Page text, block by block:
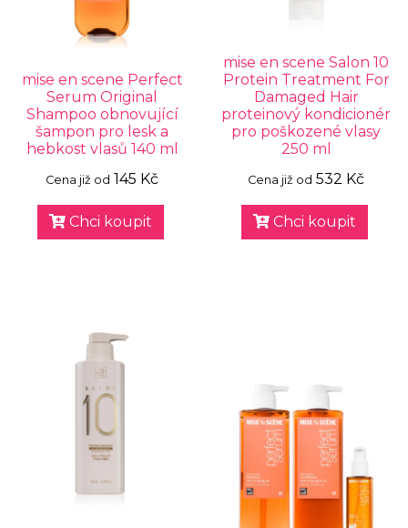
mise en scene Perfect
Serum Original
Shampoo obnovující
šampon pro lesk a
hebkost vlasů 140 ml
Cena již od 145 Kč
Chci koupit
mise en scene Salon 10
Protein Treatment For
Damaged Hair
proteinový kondicionér
pro poškozené vlasy
250 ml
Cena již od 532 Kč
Chci koupit